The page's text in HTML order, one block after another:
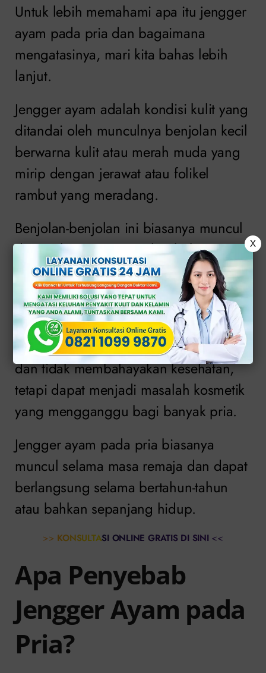
Untuk lebih memahami apa itu jengger
ayam pada pria dan bagaimana
mengatasinya, mari kita bahas lebih
lanjut.
Jengger ayam adalah kondisi kulit yang
ditandai oleh munculnya benjolan kecil
berwarna kulit atau merah muda yang
mirip dengan jerawat atau folikel
rambut yang meradang.
Benjolan-benjolan ini biasanya muncul
di area lengan atas, paha, bokong atau
pipi. Mereka dapat terasa kasar saat
disentuh dan seringkali disertai dengan
kulit yang terlihat kering atau teriritasi.
Kondisi ini umumnya tidak menyakitkan
dan tidak membahayakan kesehatan,
tetapi dapat menjadi masalah kosmetik
yang mengganggu bagi banyak pria.
Jengger ayam pada pria biasanya
muncul selama masa remaja dan dapat
berlangsung selama bertahun-tahun
atau bahkan sepanjang hidup.
>> KONSULTASI ONLINE GRATIS DI SINI <<
Apa Penyebab
Jengger Ayam pada
Pria?
X